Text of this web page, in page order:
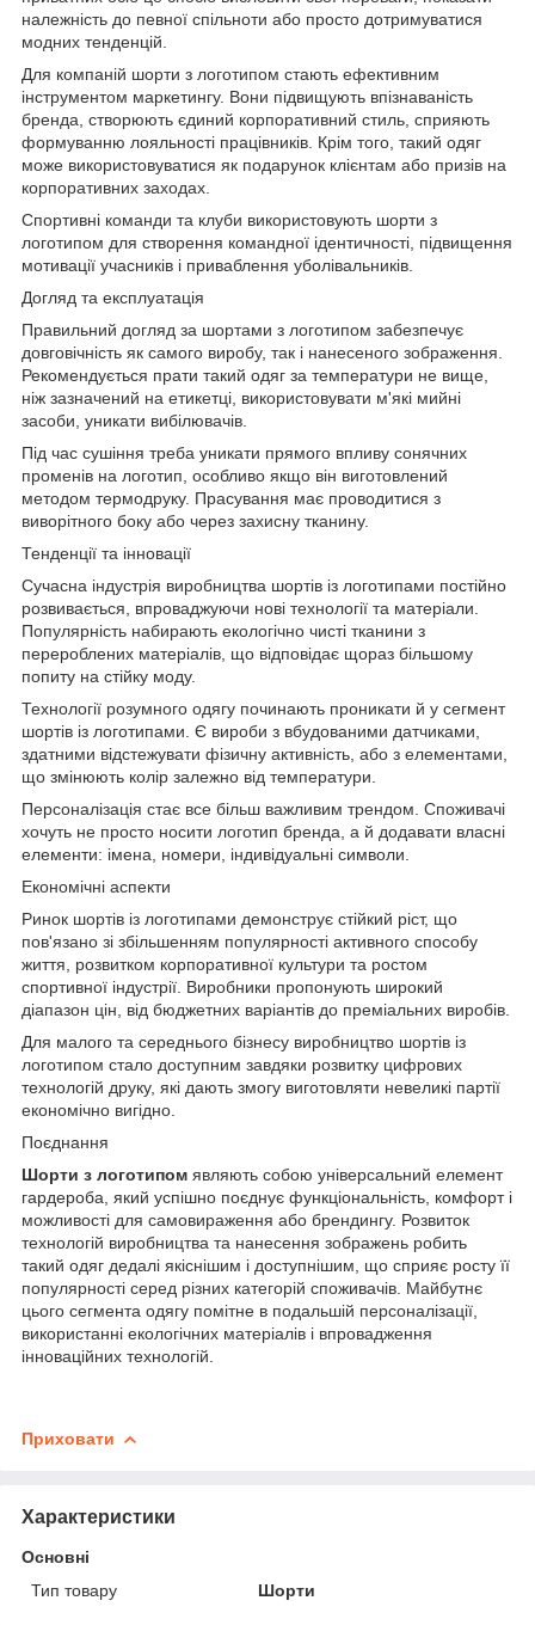
належність до певної спільноти або просто дотримуватися
модних тенденцій.
Для компаній шорти з логотипом стають ефективним
інструментом маркетингу. Вони підвищують впізнаваність
бренда, створюють єдиний корпоративний стиль, сприяють
формуванню лояльності працівників. Крім того, такий одяг
може використовуватися як подарунок клієнтам або призів на
корпоративних заходах.
Спортивні команди та клуби використовують шорти з
логотипом для створення командної ідентичності, підвищення
мотивації учасників і приваблення уболівальників.
Догляд та експлуатація
Правильний догляд за шортами з логотипом забезпечує
довговічність як самого виробу, так і нанесеного зображення.
Рекомендується прати такий одяг за температури не вище,
ніж зазначений на етикетці, використовувати м'які мийні
засоби, уникати вибілювачів.
Під час сушіння треба уникати прямого впливу сонячних
променів на логотип, особливо якщо він виготовлений
методом термодруку. Прасування має проводитися з
виворітного боку або через захисну тканину.
Тенденції та інновації
Сучасна індустрія виробництва шортів із логотипами постійно
розвивається, впроваджуючи нові технології та матеріали.
Популярність набирають екологічно чисті тканини з
перероблених матеріалів, що відповідає щораз більшому
попиту на стійку моду.
Технології розумного одягу починають проникати й у сегмент
шортів із логотипами. Є вироби з вбудованими датчиками,
здатними відстежувати фізичну активність, або з елементами,
що змінюють колір залежно від температури.
Персоналізація стає все більш важливим трендом. Споживачі
хочуть не просто носити логотип бренда, а й додавати власні
елементи: імена, номери, індивідуальні символи.
Економічні аспекти
Ринок шортів із логотипами демонструє стійкий ріст, що
пов'язано зі збільшенням популярності активного способу
життя, розвитком корпоративної культури та ростом
спортивної індустрії. Виробники пропонують широкий
діапазон цін, від бюджетних варіантів до преміальних виробів.
Для малого та середнього бізнесу виробництво шортів із
логотипом стало доступним завдяки розвитку цифрових
технологій друку, які дають змогу виготовляти невеликі партії
економічно вигідно.
Поєднання
Шорти з логотипом являють собою універсальний елемент
гардероба, який успішно поєднує функціональність, комфорт і
можливості для самовираження або брендингу. Розвиток
технологій виробництва та нанесення зображень робить
такий одяг дедалі якіснішим і доступнішим, що сприяє росту її
популярності серед різних категорій споживачів. Майбутнє
цього сегмента одягу помітне в подальшій персоналізації,
використанні екологічних матеріалів і впровадження
інноваційних технологій.
Приховати
Характеристики
Основні
Тип товару
Шорти